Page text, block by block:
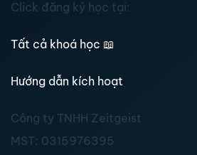
Click đăng ký học tại:
Tất cả khoá học 📖
Hướng dẫn kích hoạt
Công ty TNHH Zeitgeist
MST: 0315976395